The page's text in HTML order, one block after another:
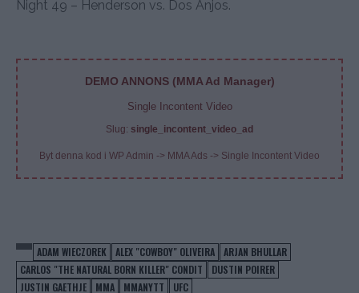
Night 49 – Henderson vs. Dos Anjos.
DEMO ANNONS (MMA Ad Manager)
Single Incontent Video
Slug: single_incontent_video_ad
Byt denna kod i WP Admin -> MMA Ads -> Single Incontent Video
ADAM WIECZOREK ALEX "COWBOY" OLIVEIRA
ARJAN BHULLAR
CARLOS "THE NATURAL BORN KILLER" CONDIT
DUSTIN POIRER
JUSTIN GAETHJE
MMA MMANYTT UFC